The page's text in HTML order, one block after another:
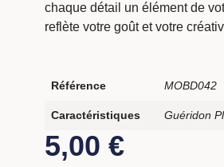
chaque détail un élément de
reflète votre goût et votre
Référence MOBD042
Caractéristiques Guéridon
5,00 €